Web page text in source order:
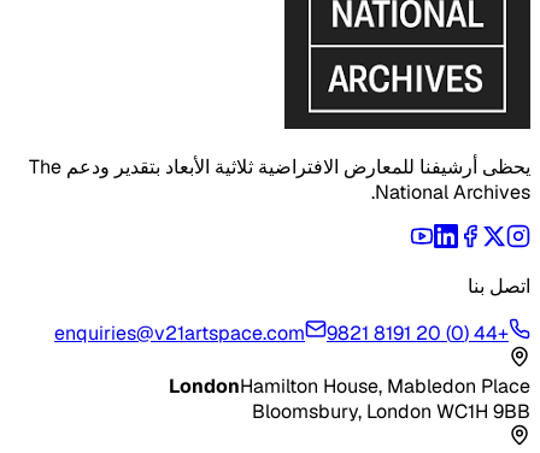
يحظى أرشيفنا للمعارض الافتراضية ثلاثية الأبعاد بتقدير ودعم The
National Archives.
اتصل بنا
+44 (0) 20 8191 9821
enquiries@v21artspace.com
LondonHamilton House, Mabledon Place
Bloomsbury, London WC1H 9BB